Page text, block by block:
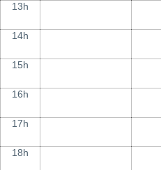
13h
14h
15h
16h
17h
18h